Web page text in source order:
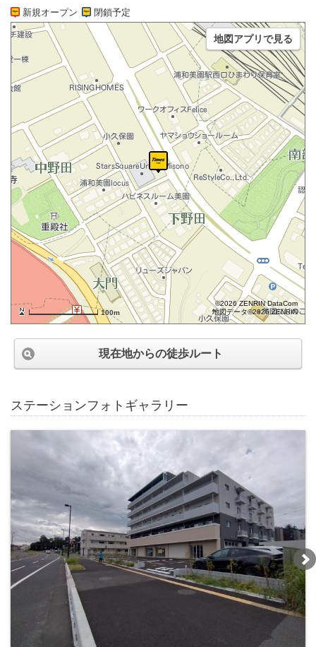
新規オープン 閉鎖予定
100m
©2026 ZENRIN DataCom
地図データ©2026 ZENRIN
地図アプリで見る
現在地からの徒歩ルート
ステーションフォトギャラリー